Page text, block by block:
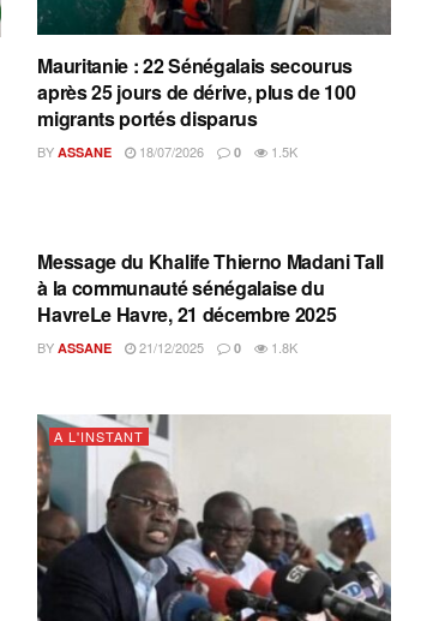
Mauritanie : 22 Sénégalais secourus
après 25 jours de dérive, plus de 100
migrants portés disparus
BY ASSANE 18/07/2026 0 1.5K
A L'INSTANT
Message du Khalife Thierno Madani Tall
à la communauté sénégalaise du
HavreLe Havre, 21 décembre 2025
BY ASSANE 21/12/2025 0 1.8K
A L'INSTANT